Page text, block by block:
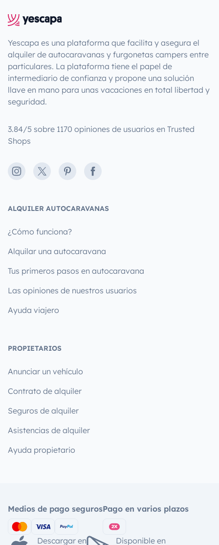
Yescapa es una plataforma que facilita y asegura el
alquiler de autocaravanas y furgonetas campers entre
particulares. La plataforma tiene el papel de
intermediario de confianza y propone una solución
llave en mano para unas vacaciones en total libertad y
seguridad.
3.84/5 sobre 1170 opiniones de usuarios en Trusted
Shops
Instagram
X PinterestFacebook
ALQUILER AUTOCARAVANAS
¿Cómo funciona?
Alquilar una autocaravana
Tus primeros pasos en autocaravana
Las opiniones de nuestros usuarios
Ayuda viajero
PROPIETARIOS
Anunciar un vehículo
Contrato de alquiler
Seguros de alquiler
Asistencias de alquiler
Ayuda propietario
Medios de pago segurosPago en varios plazos
Descargar en Disponible en